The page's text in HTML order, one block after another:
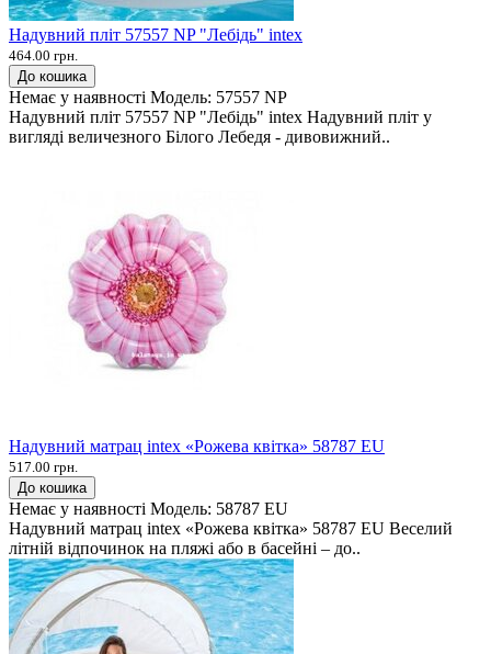
Надувний пліт 57557 NP "Лебідь" intex
464.00 грн.
До кошика
Немає у наявності Модель: 57557 NP
Надувний пліт 57557 NP "Лебідь" intex Надувний пліт у
вигляді величезного Білого Лебедя - дивовижний..
Надувний матрац intex «Рожева квітка» 58787 EU
517.00 грн.
До кошика
Немає у наявності Модель: 58787 EU
Надувний матрац intex «Рожева квітка» 58787 EU Веселий
літній відпочинок на пляжі або в басейні – до..